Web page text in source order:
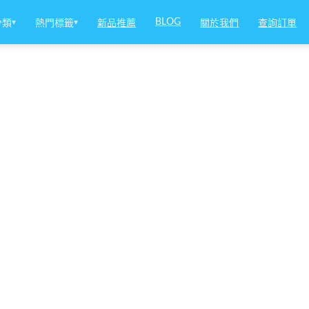
類▾ 熱門標籤▾ 新品推薦 BLOG 關於我們 查詢訂單